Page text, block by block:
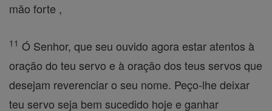
mão forte ,
11 Ó Senhor, que seu ouvido agora estar atentos à
oração do teu servo e à oração dos teus servos que
desejam reverenciar o seu nome. Peço-lhe deixar
teu servo seja bem sucedido hoje e ganhar